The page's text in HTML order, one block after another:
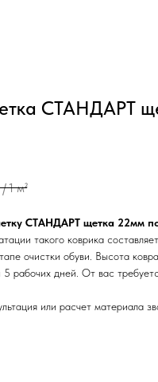
СТАНДАРТ
/1 м²
СТАНДАРТ щетка 22мм
такого коврика
очистки обуви. Высота
рабочих дней. От вас
или расчет материала